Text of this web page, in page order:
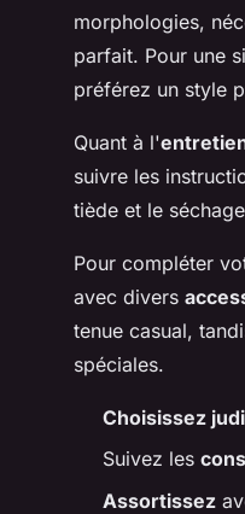
morphologies,
parfait. Pour une
préférez un style
Quant à l'
suivre les
tiède et le
Pour compléter
avec divers
tenue casual,
spéciales.
Choisissez
Suivez les
Assortissez